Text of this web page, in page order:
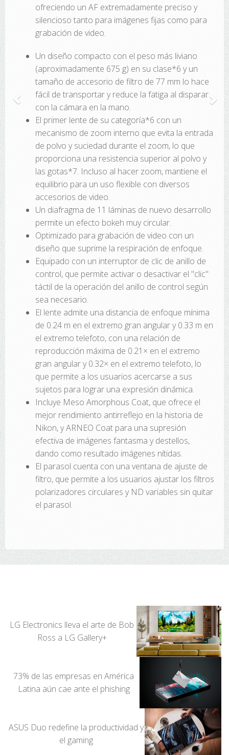
ofreciendo un AF extremadamente preciso y
silencioso tanto para imágenes fijas como para
grabación de video.
Un diseño compacto con el peso más liviano
(aproximadamente 675 g) en su clase*6 y un
tamaño de accesorio de filtro de 77 mm lo hace
fácil de transportar y reduce la fatiga al disparar
con la cámara en la mano.
El primer lente de su categoría*6 con un
mecanismo de zoom interno que evita la entrada
de polvo y suciedad durante el zoom, lo que
proporciona una resistencia superior al polvo y
las gotas*7. Incluso al hacer zoom, mantiene el
equilibrio para un uso flexible con diversos
accesorios de video.
Un diafragma de 11 láminas de nuevo desarrollo
permite un efecto bokeh muy circular.
Optimizado para grabación de video con un
diseño que suprime la respiración de enfoque.
Equipado con un interruptor de clic de anillo de
control, que permite activar o desactivar el "clic"
táctil de la operación del anillo de control según
sea necesario.
El lente admite una distancia de enfoque mínima
de 0.24 m en el extremo gran angular y 0.33 m en
el extremo telefoto, con una relación de
reproducción máxima de 0.21× en el extremo
gran angular y 0.32× en el extremo telefoto, lo
que permite a los usuarios acercarse a sus
sujetos para lograr una expresión dinámica.
Incluye Meso Amorphous Coat, que ofrece el
mejor rendimiento antirreflejo en la historia de
Nikon, y ARNEO Coat para una supresión
efectiva de imágenes fantasma y destellos,
dando como resultado imágenes nítidas.
El parasol cuenta con una ventana de ajuste de
filtro, que permite a los usuarios ajustar los filtros
polarizadores circulares y ND variables sin quitar
el parasol.
LG Electronics lleva el arte de Bob
Ross a LG Gallery+
73% de las empresas en América
Latina aún cae ante el phishing
ASUS Duo redefine la productividad y
el gaming